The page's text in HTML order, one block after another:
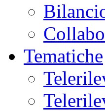
Tematiche